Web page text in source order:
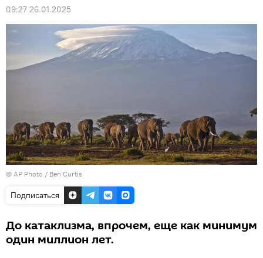
09:27 26.01.2025
© AP Photo / Ben Curtis
Подписаться
До катаклизма, впрочем, еще как минимум
один миллион лет.